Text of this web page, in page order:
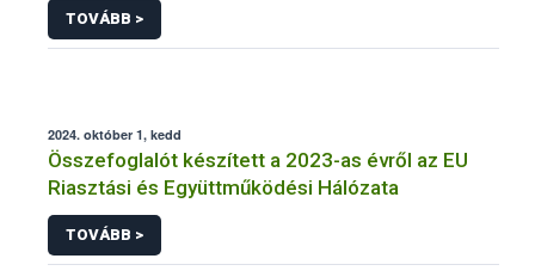
TOVÁBB >
2024. október 1, kedd
Összefoglalót készített a 2023-as évről az EU
Riasztási és Együttműködési Hálózata
TOVÁBB >